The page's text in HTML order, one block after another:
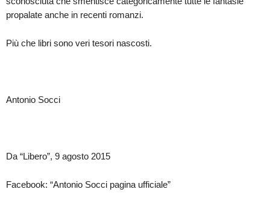
propalate anche in recenti romanzi.
Più che libri sono veri tesori nascosti.
Antonio Socci
Da “Libero”, 9 agosto 2015
Facebook: “Antonio Socci pagina ufficiale”